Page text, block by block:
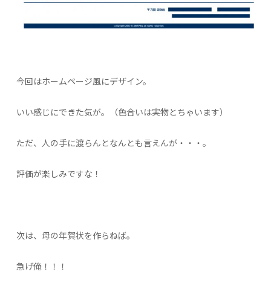
今回はホームページ風にデザイン。
いい感じにできた気が。（色合いは実物とちゃいます）
ただ、人の手に渡らんとなんとも言えんが・・・。
評価が楽しみですな！
次は、母の年賀状を作らねば。
急げ俺！！！